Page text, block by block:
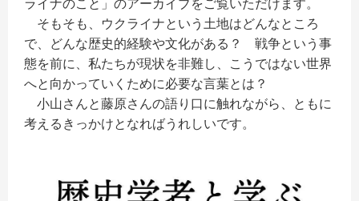
ライナのこと」のアーカイブをご覧いただけます。
そもそも、ウクライナという土地はどんなところ
で、どんな歴史的経験や文化がある？ 戦争という事
態を前に、私たちが現状を非難し、こうではない世界
へと向かっていくために必要な言葉とは？
小山さんと藤原さんの語り口に触れながら、ともに
考えるきっかけとなればうれしいです。